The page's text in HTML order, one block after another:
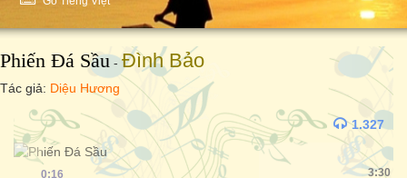
Phiến Đá Sầu -Đình Bảo
Tác giả: Diệu Hương
1.327
3:30
0:17